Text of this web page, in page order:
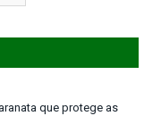
que protege as